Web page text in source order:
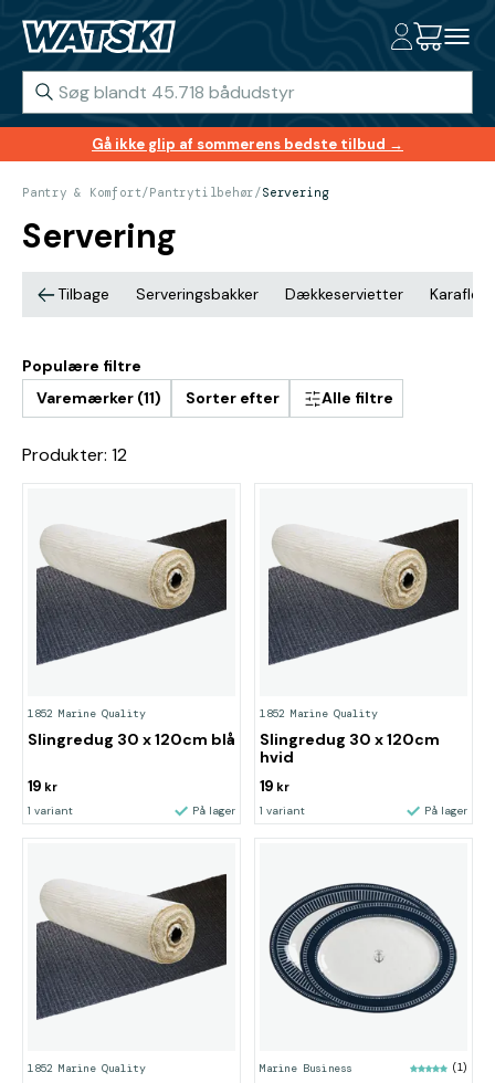
Gå ikke glip af sommerens bedste tilbud →
Pantry & Komfort/Pantrytilbehør/Servering
Servering
Tilbage Serveringsbakker Dækkeservietter Karafler
Populære filtre
Varemærker (11)
Sorter efter Alle filtre
Produkter: 12
1852 Marine Quality
Slingredug 30 x 120cm blå
19 kr
1 variant På lager
1852 Marine Quality
Slingredug 30 x 120cm
hvid
19 kr
1 variant På lager
1852 Marine Quality Marine Business (1)